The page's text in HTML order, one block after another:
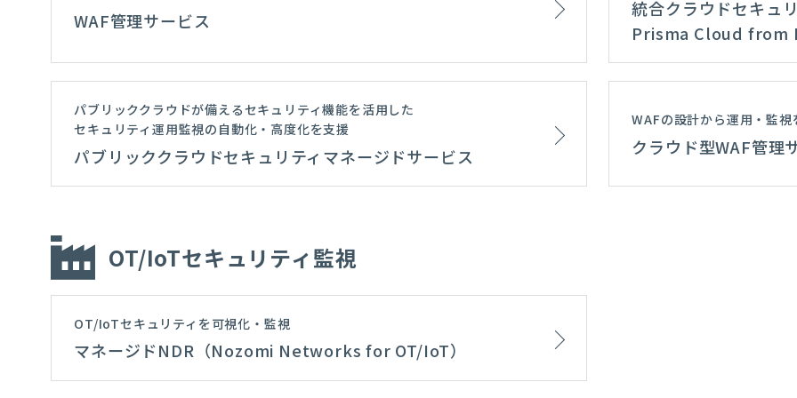
WAF管理サービス
統合クラウドセキュ
Prisma Cloud
パブリッククラウドが備えるセキュリティ機能を活用した
セキュリティ運用監視の自動化・高度化を支援
パブリッククラウドセキュリティマネージドサービス
WAFの設計から運用・監
クラウド型WAF管
OT/IoTセキュリティ監視
OT/IoTセキュリティを可視化・監視
マネージドNDR（Nozomi Networks for OT/IoT）